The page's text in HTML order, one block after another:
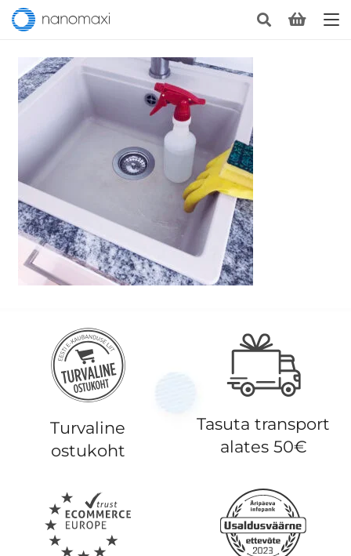
Turvaline
ostukoht
Tasuta transport
alates 50€